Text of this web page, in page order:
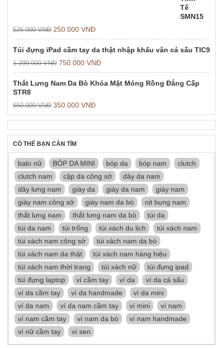
526.000VNĐ 250.000 VNĐ
Túi đựng iPad cầm tay da thật nhập khẩu vân cá sấu TIC9
1.299.000VNĐ 750.000 VNĐ
Thắt Lưng Nam Da Bò Khóa Mặt Móng Rồng Đẳng Cấp
STR8
650.000VNĐ 350.000 VNĐ
CÓ THỂ BẠN CẦN TÌM
balo nữ BÓP DA MINI bóp da bóp nam
clutch
clutch nam
cặp da công sở
dây da nam
dây lưng nam
giày da giày da nam
giày nam
giày nam công sở
giày nam da bò
nịt bụng nam
thắt lưng nam
thắt lưng nam da bò
túi da
túi da nam
túi trống túi xách du lịch
túi xách nam
túi xách nam công sở
túi xách nam da bò
túi xách nam da thật
túi xách nam hàng hiệu
túi xách nam thời trang
túi xách nữ
túi đựng ipad
túi đựng laptop
ví cầm tay ví da
ví da cá sấu
ví da cầm tay
ví da handmade
ví da mini
ví da nam
ví da nam cầm tay ví mini
ví nam
ví nam cầm tay
ví nam da bò
ví nam handmade
ví nữ cầm tay
ví sen